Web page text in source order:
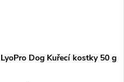
LyoPro Dog Kuřecí kostky 50 g